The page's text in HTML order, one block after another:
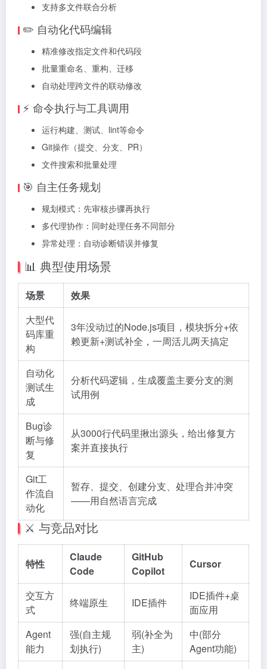
支持多文件联合分析
✏️ 自动化代码编辑
精准修改指定文件和代码段
批量重命名、重构、迁移
自动处理跨文件的联动修改
⚡ 命令执行与工具调用
运行构建、测试、lint等命令
Git操作（提交、分支、PR）
文件搜索和批量处理
🎯 自主任务规划
规划模式：先审核步骤再执行
多代理协作：同时处理任务不同部分
异常处理：自动诊断错误并修复
📊 典型使用场景
场景
效果
大型代
码库重
构
3年没动过的Node.js项目，模块拆分+依
赖更新+测试补全，一周活儿两天搞定
自动化
测试生
成
分析代码逻辑，生成覆盖主要分支的测
试用例
Bug诊
断与修
复
从3000行代码里揪出源头，给出修复方
案并直接执行
Git工
作流自
动化
暂存、提交、创建分支、处理合并冲突
——用自然语言完成
⚔️ 与竞品对比
特性
Claude
Code
GitHub
Copilot
Cursor
交互方
式
终端原生 IDE插件
IDE插件+桌
面应用
Agent
能力
强(自主规
划执行)
弱(补全为
主)
中(部分
Agent功能)